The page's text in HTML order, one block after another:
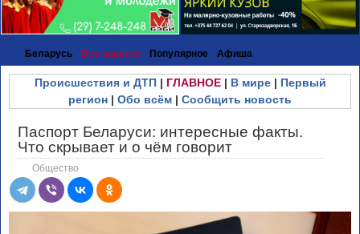
Беларусь Все новости Популярное Афиша
Происшествия и ДТП| ГЛАВНОЕ| В мире| Первый
регион | Обо всём | Сообщить новость
Паспорт Беларуси: интересные факты.
Что скрывает и о чём говорит
Общество